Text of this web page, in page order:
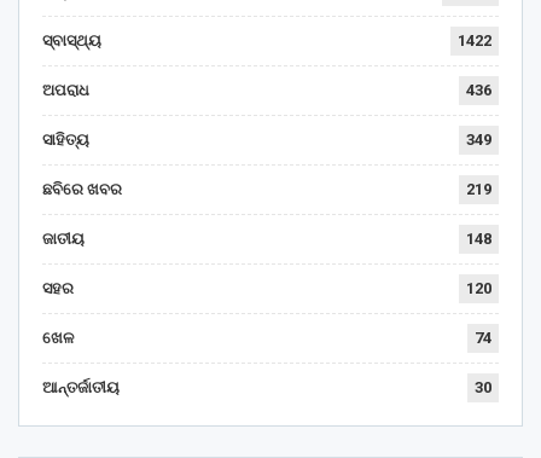
ସ୍ବାସ୍ଥ୍ୟ 1422
ଅପରାଧ 436
ସାହିତ୍ୟ 349
ଛବିରେ ଖବର 219
ଜାତୀୟ 148
ସହର 120
ଖେଳ 74
ଆନ୍ତର୍ଜାତୀୟ 30